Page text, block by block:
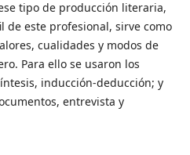
tipo de producción literaria,
de este profesional, sirve como
cualidades y modos de
Para ello se usaron los
inducción-deducción; y
entrevista y